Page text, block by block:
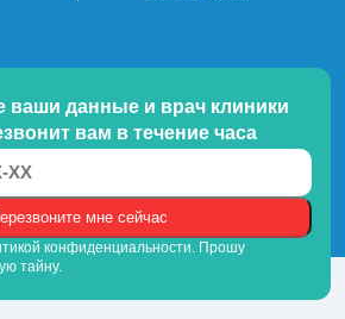
ваши данные и врач клиники
вам в течение часа
конфиденциальности. Прошу
тайну.